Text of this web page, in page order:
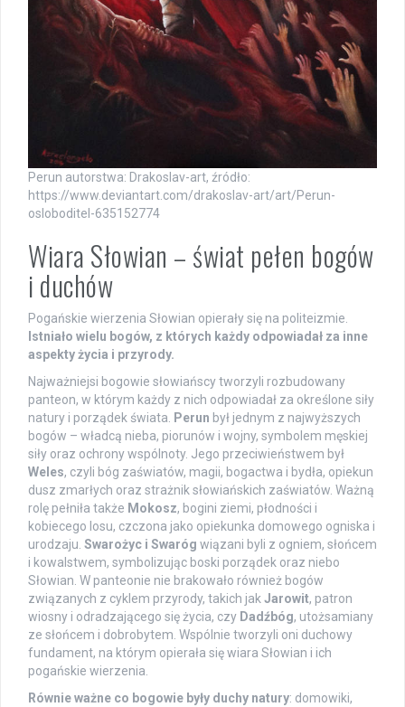
Perun autorstwa: Drakoslav-art, źródło:
https://www.deviantart.com/drakoslav-art/art/Perun-
osloboditel-635152774
Wiara Słowian – świat pełen bogów
i duchów
Pogańskie wierzenia Słowian opierały się na politeizmie.
Istniało wielu bogów, z których każdy odpowiadał za inne
aspekty życia i przyrody.
Najważniejsi bogowie słowiańscy tworzyli rozbudowany
panteon, w którym każdy z nich odpowiadał za określone siły
natury i porządek świata. Perun był jednym z najwyższych
bogów – władcą nieba, piorunów i wojny, symbolem męskiej
siły oraz ochrony wspólnoty. Jego przeciwieństwem był
Weles, czyli bóg zaświatów, magii, bogactwa i bydła, opiekun
dusz zmarłych oraz strażnik słowiańskich zaświatów. Ważną
rolę pełniła także Mokosz, bogini ziemi, płodności i
kobiecego losu, czczona jako opiekunka domowego ogniska i
urodzaju. Swarożyc i Swaróg wiązani byli z ogniem, słońcem
i kowalstwem, symbolizując boski porządek oraz niebo
Słowian. W panteonie nie brakowało również bogów
związanych z cyklem przyrody, takich jak Jarowit, patron
wiosny i odradzającego się życia, czy Dadźbóg, utożsamiany
ze słońcem i dobrobytem. Wspólnie tworzyli oni duchowy
fundament, na którym opierała się wiara Słowian i ich
pogańskie wierzenia.
Równie ważne co bogowie były duchy natury: domowiki,